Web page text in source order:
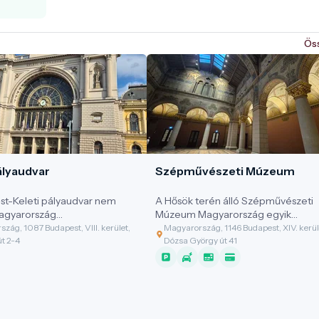
Keleti pályaudvar nem
vasúti csomópontja,
egyik
nemzetközileg is
1087 Budapest, VIII. kerület,
2-4
Szépművészeti Múzeum
A Hősök terén álló Szépművészeti
Múzeum Magyarország egyik
legfontosabb művészeti
Olyan hely, ahol az ókori civilizációk
emlékei, az európai régi mesterek
Magyarország, 1146 Budapest, XIV.
Dózsa György út 41